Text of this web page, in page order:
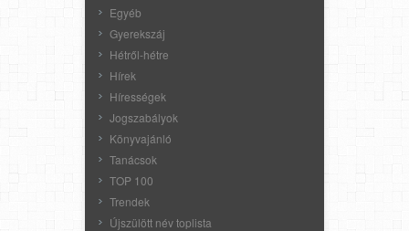
Egyéb
Gyerekszáj
Hétről-hétre
Hírek
Hírességek
Jogszabályok
Könyvajánló
Tanácsok
TOP 100
Trendek
Újszülött név toplista